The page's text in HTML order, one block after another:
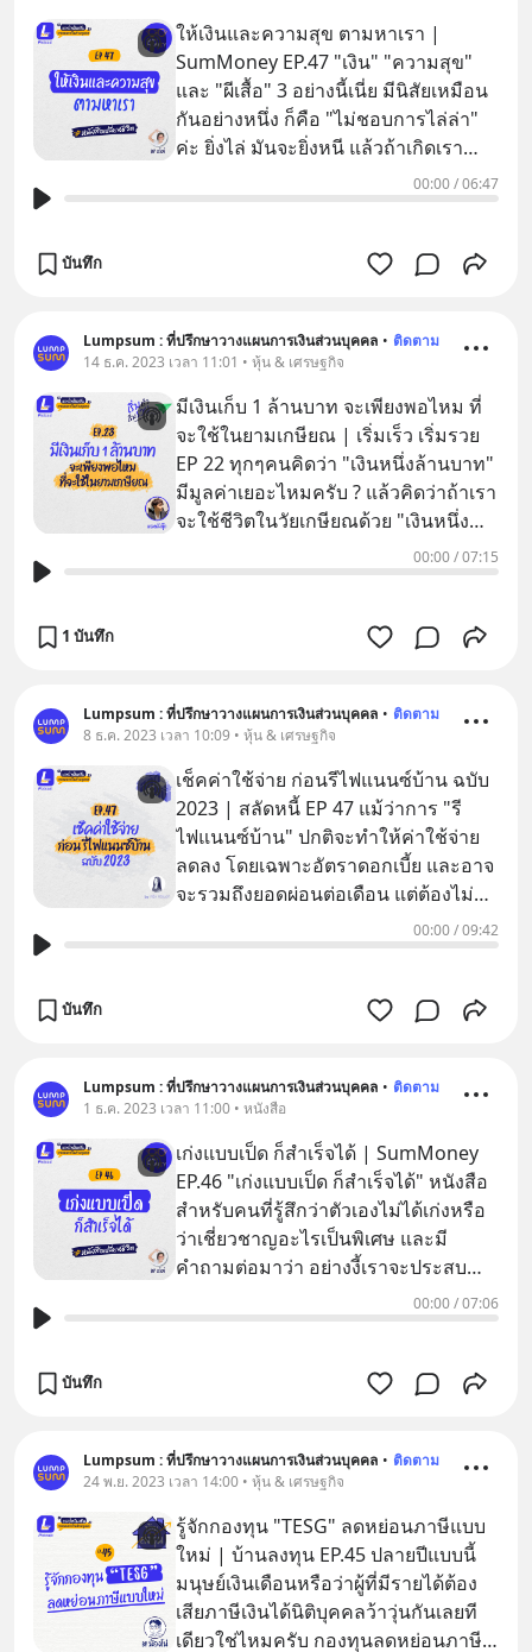
ให้เงินและความสุข ตามหาเรา |
SumMoney EP.47 "เงิน" "ความสุข"
และ "ผีเสื้อ" 3 อย่างนี้เนี่ย มีนิสัยเหมือน
กันอย่างหนึ่ง ก็คือ "ไม่ชอบการไล่ล่า"
ค่ะ ยิ่งไล่ มันจะยิ่งหนี แล้วถ้าเกิดเรา
00:00/06:47
บันทึก
Lumpsum : ที่ปรึกษาวางแผนการเงินส่วนบุคคล • ติดตาม
14 ธ.ค. 2023 เวลา 11:01 • หุ้น & เศรษฐกิจ
มีเงินเก็บ 1 ล้านบาท จะเพียงพอไหม ที่
จะใช้ในยามเกษียณ | เริ่มเร็ว เริ่มรวย
EP 22 ทุกๆคนคิดว่า "เงินหนึ่งล้านบาท"
มีมูลค่าเยอะไหมครับ ? แล้วคิดว่าถ้าเรา
จะใช้ชีวิตในวัยเกษียณด้วย "เงินหนึ่ง
00:00/07:15
1 บันทึก
Lumpsum : ที่ปรึกษาวางแผนการเงินส่วนบุคคล • ติดตาม
8 ธ.ค. 2023 เวลา 10:09 • หุ้น & เศรษฐกิจ
เช็คค่าใช้จ่าย ก่อนรีไฟแนนซ์บ้าน ฉบับ
2023 | สลัดหนี้ EP 47 แม้ว่าการ "รี
ไฟแนนซ์บ้าน" ปกติจะทำให้ค่าใช้จ่าย
ลดลง โดยเฉพาะอัตราดอกเบี้ย และอาจ
จะรวมถึงยอดผ่อนต่อเดือน แต่ต้องไม่ลืม
00:00/09:42
บันทึก
Lumpsum : ที่ปรึกษาวางแผนการเงินส่วนบุคคล • ติดตาม
1 ธ.ค. 2023 เวลา 11:00 • หนังสือ
เก่งแบบเป็ด ก็สำเร็จได้ | SumMoney
EP.46 "เก่งแบบเป็ด ก็สำเร็จได้" หนังสือ
สำหรับคนที่รู้สึกว่าตัวเองไม่ได้เก่งหรือ
ว่าเชี่ยวชาญอะไรเป็นพิเศษ และมี
คำถามต่อมาว่า อย่างงี้เราจะประสบ
00:00/07:06
บันทึก
Lumpsum : ที่ปรึกษาวางแผนการเงินส่วนบุคคล • ติดตาม
24 พ.ย. 2023 เวลา 14:00 • หุ้น & เศรษฐกิจ
รู้จักกองทุน "TESG" ลดหย่อนภาษีแบบ
ใหม่ | บ้านลงทุน EP.45 ปลายปีแบบนี้
มนุษย์เงินเดือนหรือว่าผู้ที่มีรายได้ต้อง
เสียภาษีเงินได้นิติบุคคลว้าวุ่นกันเลยที
เดียวใช่ไหมครับ กองทุนลดหย่อนภาษี